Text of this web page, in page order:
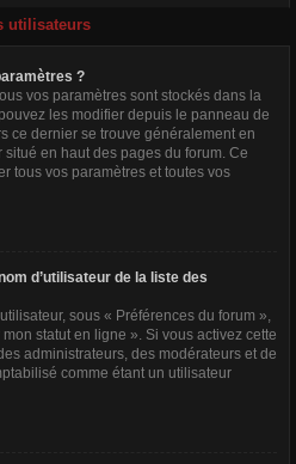
utilisateurs
?
vos paramètres sont stockés dans la
les modifier depuis le panneau de
ce dernier se trouve généralement en
en haut des pages du forum. Ce
tous vos paramètres et toutes vos
d’utilisateur de la liste des
sous « Préférences du forum »,
statut en ligne ». Si vous activez cette
administrateurs, des modérateurs et de
comme étant un utilisateur